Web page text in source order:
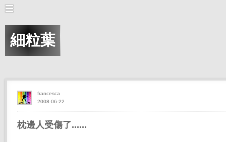
細粒葉
枕邊人受傷了......
2008-06-22
francesca